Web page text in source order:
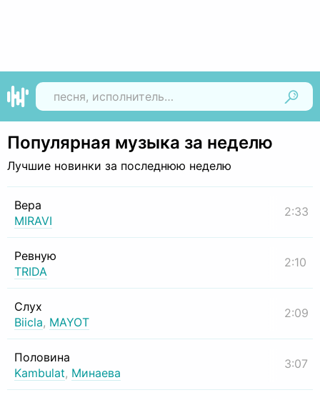
Популярная музыка за неделю
Лучшие новинки за последнюю неделю
Вера
MIRAVI
2:33
Ревную
TRIDA
2:10
Слух
Biicla, MAYOT
2:09
Половина
Kambulat, Минаева
3:07